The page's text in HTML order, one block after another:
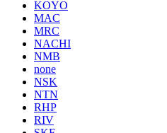
KOYO
MAC
MRC
NACHI
NMB
none
NSK
NTN
RHP
RIV